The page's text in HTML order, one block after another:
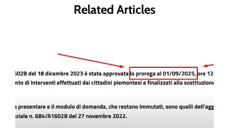
Related Articles